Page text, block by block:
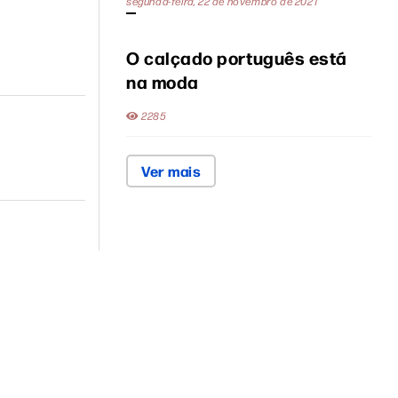
O calçado português está
na moda
2285
Ver mais